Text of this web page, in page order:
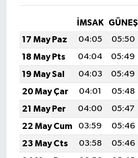
İMSAK GÜNEŞ
17 May Paz
04:05 05:50
18 May Pts
04:04 05:49
19 May Sal
04:03 05:49
20 May Çar
04:01 05:48
21 May Per
04:00 05:47
22 May Cum
03:59 05:46
23 May Cts
03:58 05:46